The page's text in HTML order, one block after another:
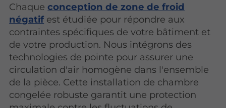
Chaqueconception de zone de froid
négatifest étudiée pour répondre aux
contraintes spécifiques de votre bâtiment et
de votre production. Nous intégrons des
technologies de pointe pour assurer une
circulation d'air homogène dans l'ensemble
de la pièce. Cette installation de chambre
congelée robuste garantit une protection